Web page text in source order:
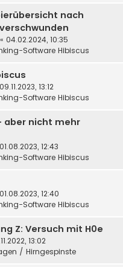
nach
« 04.02.2024, 10:35
Software Hibiscus
09.11.2023, 13:12
Software Hibiscus
aber nicht mehr
01.08.2023, 12:43
Software Hibiscus
01.08.2023, 12:40
Software Hibiscus
Z: Versuch mit H0e
13:02
/ Hirngespinste